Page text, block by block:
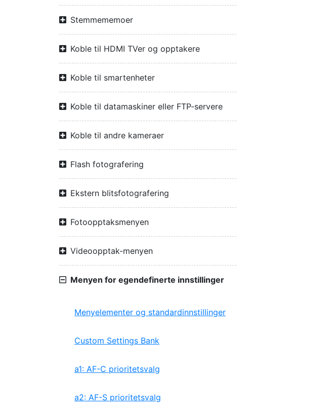
Stemmememoer
Koble til HDMI TVer og opptakere
Koble til smartenheter
Koble til datamaskiner eller FTP-servere
Koble til andre kameraer
Flash fotografering
Ekstern blitsfotografering
Fotoopptaksmenyen
Videoopptak-menyen
Menyen for egendefinerte innstillinger
Menyelementer og standardinnstillinger
Custom Settings Bank
a1: AF-C prioritetsvalg
a2: AF-S prioritetsvalg